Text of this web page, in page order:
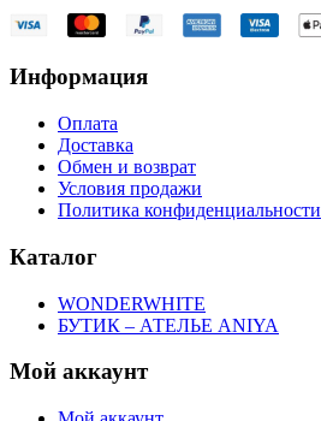
Информация
Оплата
Доставка
Обмен и возврат
Условия продажи
Политика конфиденциальности
Каталог
WONDERWHITE
БУТИК – АТЕЛЬЕ ANIYA
Мой аккаунт